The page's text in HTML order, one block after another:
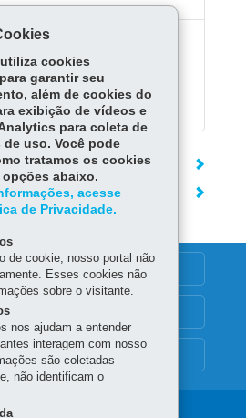
cookies
garantir seu
além de cookies do
exibição de vídeos e
para coleta de
uso. Você pode
tratamos os cookies
abaixo.
acesse
de Privacidade.
de cookie, nosso portal não
Esses cookies não
sobre o visitante.
nos ajudam a entender
interagem com nosso
são coletadas
não identificam o